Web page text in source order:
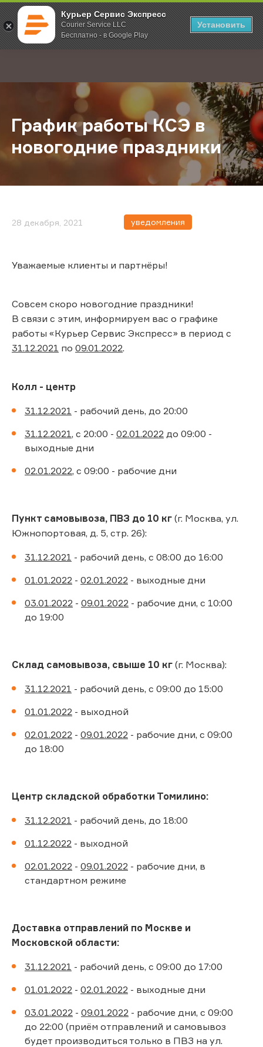
Курьер Сервис Экспресс
Courier Service LLC
Бесплатно - в Google Play
Установить
; Главная О компании Новости График работы КСЭ в новогодние
График работы КСЭ в
новогодние праздники
28 декабря, 2021 уведомления
Уважаемые клиенты и партнёры!
Совсем скоро новогодние праздники!
В связи с этим, информируем вас о графике
работы «Курьер Сервис Экспресс» в период с
31.12.2021 по 09.01.2022.
Колл - центр
31.12.2021 - рабочий день, до 20:00
31.12.2021, с 20:00 - 02.01.2022 до 09:00 -
выходные дни
02.01.2022, с 09:00 - рабочие дни
Пункт самовывоза, ПВЗ до 10 кг (г. Москва, ул.
Южнопортовая, д. 5, стр. 26):
31.12.2021 - рабочий день, с 08:00 до 16:00
01.01.2022 - 02.01.2022 - выходные дни
03.01.2022 - 09.01.2022 - рабочие дни, с 10:00
до 19:00
Склад самовывоза, свыше 10 кг (г. Москва):
31.12.2021 - рабочий день, с 09:00 до 15:00
01.01.2022 - выходной
02.01.2022 - 09.01.2022 - рабочие дни, с 09:00
до 18:00
Центр складской обработки Томилино:
31.12.2021 - рабочий день, до 18:00
01.12.2022 - выходной
02.01.2022 - 09.01.2022 - рабочие дни, в
стандартном режиме
Доставка отправлений по Москве и
Московской области:
31.12.2021 - рабочий день, с 09:00 до 17:00
01.01.2022 - 02.01.2022 - выходные дни
03.01.2022 - 09.01.2022 - рабочие дни, с 09:00
до 22:00 (приём отправлений и самовывоз
будет производиться только в ПВЗ на ул.